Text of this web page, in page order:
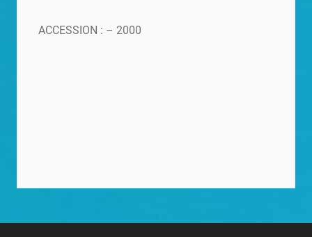
ACCESSION : – 2000